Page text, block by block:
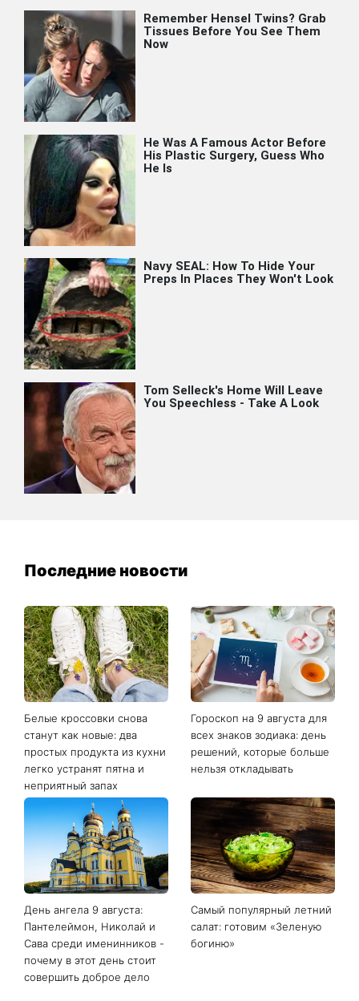
Последние новости
Белые кроссовки снова
станут как новые: два
простых продукта из кухни
легко устранят пятна и
неприятный запах
Гороскоп на 9 августа для
всех знаков зодиака: день
решений, которые больше
нельзя откладывать
День ангела 9 августа:
Пантелеймон, Николай и
Сава среди именинников -
почему в этот день стоит
совершить доброе дело
Самый популярный летний
салат: готовим «Зеленую
богиню»